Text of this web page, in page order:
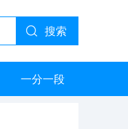
搜索
一分一段